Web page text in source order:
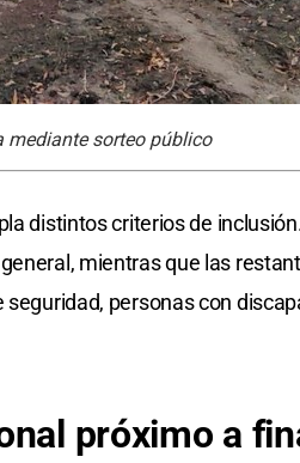
mediante sorteo público
distintos criterios de
mientras que las
personas con
próximo a